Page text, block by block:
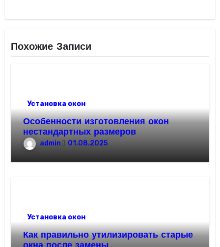
Похожие Записи
Установка окон
Особенности изготовления окон
нестандартных размеров
admin 01.08.2025
Установка окон
Как правильно утилизировать старые